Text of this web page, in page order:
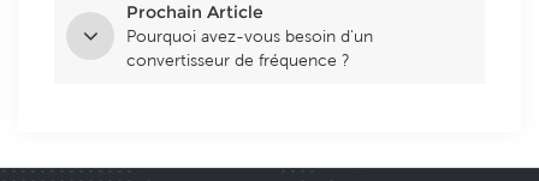
Prochain Article
Pourquoi avez-vous besoin d'un
convertisseur de fréquence ?